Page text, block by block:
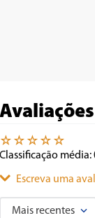
Avaliações
☆ ☆ ☆ ☆ ☆
Classificação média:
Escreva uma
Mais recentes